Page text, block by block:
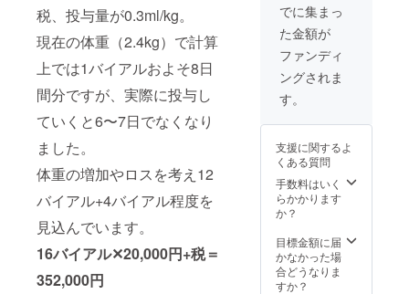
税、投与量が0.3ml/kg。
現在の体重（2.4kg）で計算
上では1バイアルおよそ8日
間分ですが、実際に投与し
ていくと6〜7日でなくなり
ました。
体重の増加やロスを考え12
バイアル+4バイアル程度を
見込んでいます。
16バイアル✕20,000円+税＝
352,000円
でに集まっ
た金額が
ファンディ
ングされま
す。
支援に関するよ
くある質問
手数料はいく
らかかります
か？
目標金額に届
かなかった場
合どうなりま
すか？